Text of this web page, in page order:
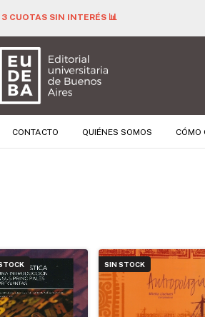
3 CUOTAS SIN INTERÉS 📊
CONTACTO QUIÉNES SOMOS CÓMO
SIN STOCK